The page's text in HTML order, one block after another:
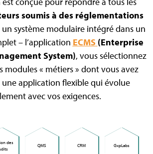
soumis à des réglementations
un système modulaire intégré dans un
– l’application ECMS (Enterprise
System), vous sélectionnez
modules « métiers » dont vous avez
une application flexible qui évolue
avec vos exigences.
des
QMS CRM GxpLabs